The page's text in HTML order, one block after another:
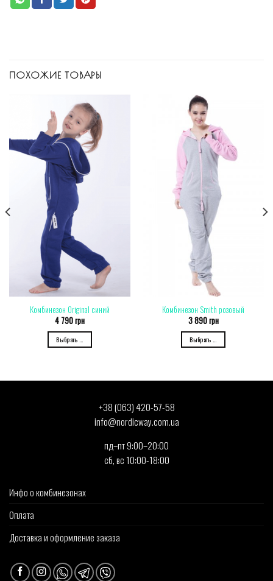
ПОХОЖИЕ ТОВАРЫ
Комбинезон Original синий
4 790грн
Выбрать ...
Комбинезон Smith розовый
3 890грн
Выбрать ...
+38 (063) 420-57-58
info@nordicway.com.ua
пд–пт 9:00–20:00
сб, вс 10:00-18:00
Инфо о комбинезонах
Оплата
Доставка и оформление заказа